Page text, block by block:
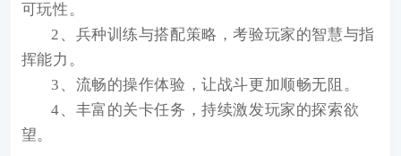
可玩性。
2、兵种训练与搭配策略，考验玩家的智慧与指
挥能力。
3、流畅的操作体验，让战斗更加顺畅无阻。
4、丰富的关卡任务，持续激发玩家的探索欲
望。